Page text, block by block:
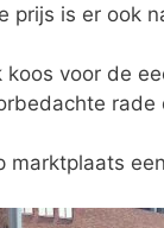
prijs is er ook
koos voor de
rade
marktplaats